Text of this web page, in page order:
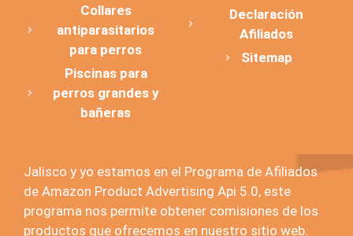
Collares
antiparasitarios
para perros
Piscinas para
perros grandes y
bañeras
Declaración
Afiliados
Sitemap
Jalisco y yo estamos en el Programa de Afiliados
de Amazon Product Advertising Api 5.0, este
programa nos permite obtener comisiones de los
productos que ofrecemos en nuestro sitio web.